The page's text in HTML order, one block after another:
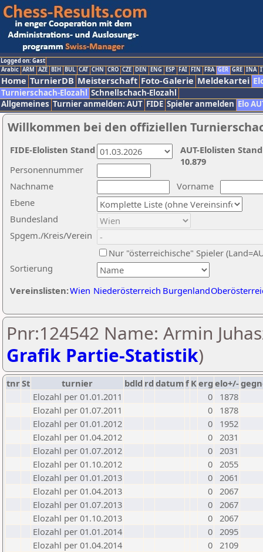
Logged on: Gast
Arabic ARM AZE BIH BUL CAT CHN CRO CZE DEN ENG ESP FAI FIN FRA GER GRE INA
Home TurnierDB Meisterschaft Foto-Galerie Meldekartei
Turnierschach-Elozahl Schnellschach-Elozahl
Allgemeines Turnier anmelden: AUT FIDE Spieler anmelden Elo
Willkommen bei den offiziellen
Nachname
Vorname
Ebene
Sortierung
Personennummer
Bundesland
Spgem./Kreis/Verein
Nur "österreichische" Spieler
Vereinslisten:Wien Niederösterreich Burgenland
AUT-Elolisten
10.879
FIDE-Elolisten Stand
Pnr:124542 Name: Armin
Grafik Partie-Statistik)
tnrSt turnier bdld rd datumf Kerg elo+/-
Elozahl per 01.01.2011
0
1878
Elozahl per 01.07.2011
0
1878
Elozahl per 01.01.2012
0
1952
Elozahl per 01.04.2012
0 2031
Elozahl per 01.07.2012
0 2031
Elozahl per 01.10.2012
0 2055
Elozahl per 01.01.2013
0 2061
Elozahl per 01.04.2013
0 2067
Elozahl per 01.07.2013
0 2067
Elozahl per 01.10.2013
0 2067
Elozahl per 01.01.2014
0 2095
Elozahl per 01.04.2014
0 2109